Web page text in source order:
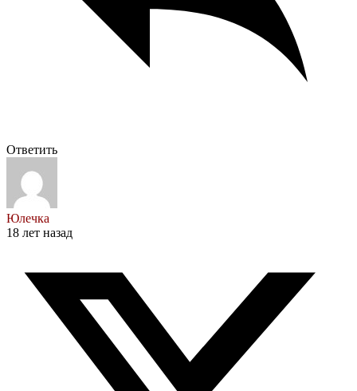
Ответить
Юлечка
18 лет назад